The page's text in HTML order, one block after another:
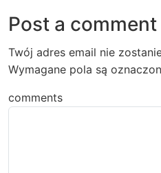
Post a comment
Twój adres email nie
Wymagane pola są
comments